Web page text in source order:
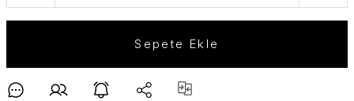
Sepete Ekle